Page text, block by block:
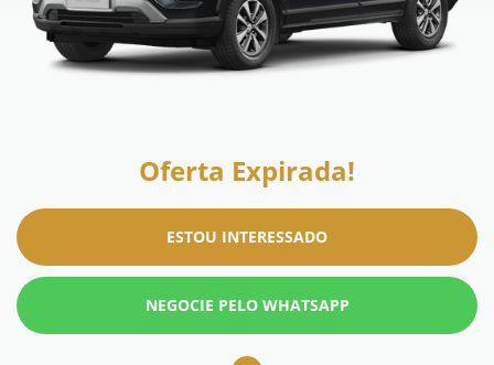
Oferta Expirada!
ESTOU INTERESSADO
NEGOCIE PELO WHATSAPP